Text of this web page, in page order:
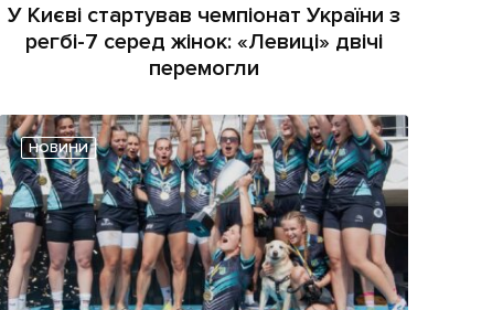
У Києві стартував чемпіонат України з
регбі-7 серед жінок: «Левиці» двічі
перемогли
НОВИНИ